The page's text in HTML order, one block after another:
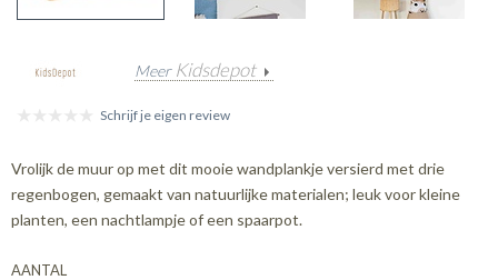
Meer Kidsdepot
Schrijf je eigen review
Vrolijk de muur op met dit mooie wandplankje versierd met drie
regenbogen, gemaakt van natuurlijke materialen; leuk voor kleine
planten, een nachtlampje of een spaarpot.
AANTAL